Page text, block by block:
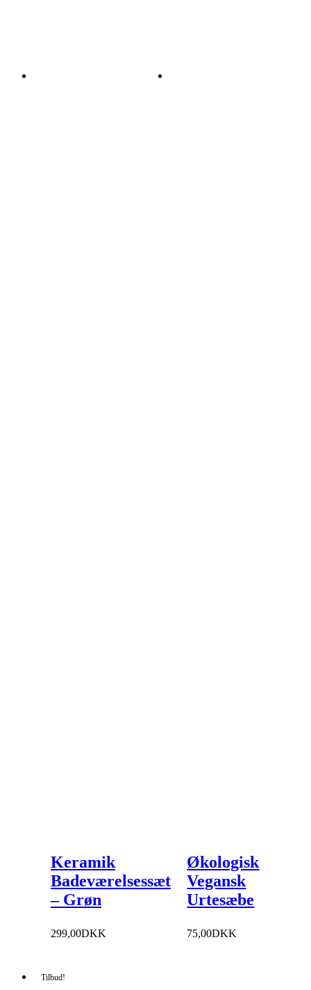
Keramik
Badeværelsessæt
– Grøn
299,00DKK
Økologisk
Vegansk
Urtesæbe
75,00DKK
Tilbud!